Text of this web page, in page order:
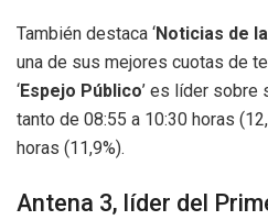
También destaca ‘Noticias de
una de sus mejores cuotas de
‘Espejo Público’ es líder sobre
tanto de 08:55 a 10:30 horas
horas (11,9%).
Antena 3, líder del